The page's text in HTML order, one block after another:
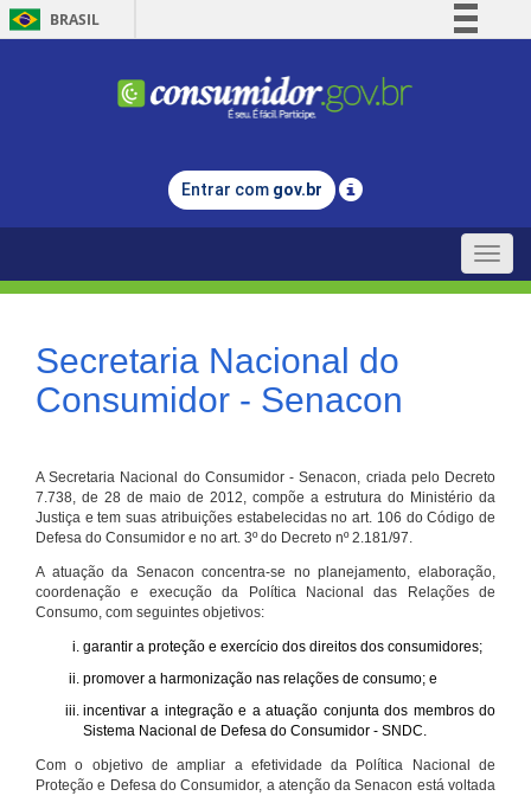
BRASIL
Comunica BR
Legislação
Entrar com gov.br
Toggle
Secretaria Nacional do
Consumidor - Senacon
A Secretaria Nacional do Consumidor - Senacon, criada pelo Decreto
7.738, de 28 de maio de 2012, compõe a estrutura do Ministério da
Justiça e tem suas atribuições estabelecidas no art. 106 do Código de
Defesa do Consumidor e no art. 3º do Decreto nº 2.181/97.
A atuação da Senacon concentra-se no planejamento, elaboração,
coordenação e execução da Política Nacional das Relações de
Consumo, com seguintes objetivos:
garantir a proteção e exercício dos direitos dos consumidores;
promover a harmonização nas relações de consumo; e
incentivar a integração e a atuação conjunta dos membros do
Sistema Nacional de Defesa do Consumidor - SNDC.
Com o objetivo de ampliar a efetividade da Política Nacional de
Proteção e Defesa do Consumidor, a atenção da Senacon está voltada